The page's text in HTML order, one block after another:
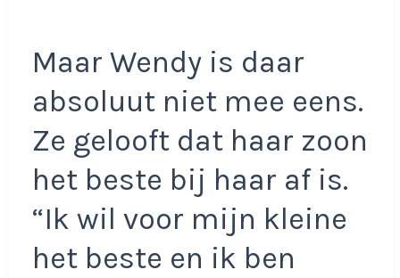
Maar Wendy is daar
absoluut niet mee eens.
Ze gelooft dat haar zoon
het beste bij haar af is.
“Ik wil voor mijn kleine
het beste en ik ben